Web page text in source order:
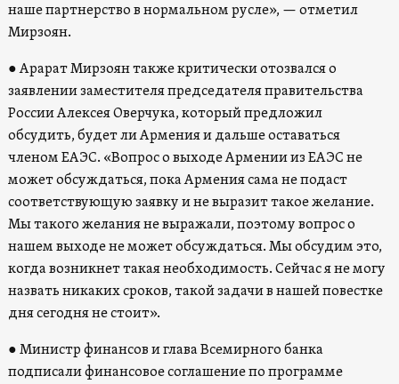
наше партнерство в нормальном русле», — отметил
Мирзоян.
● Арарат Мирзоян также критически отозвался о
заявлении заместителя председателя правительства
России Алексея Оверчука, который предложил
обсудить, будет ли Армения и дальше оставаться
членом ЕАЭС. «Вопрос о выходе Армении из ЕАЭС не
может обсуждаться, пока Армения сама не подаст
соответствующую заявку и не выразит такое желание.
Мы такого желания не выражали, поэтому вопрос о
нашем выходе не может обсуждаться. Мы обсудим это,
когда возникнет такая необходимость. Сейчас я не могу
назвать никаких сроков, такой задачи в нашей повестке
дня сегодня не стоит».
● Министр финансов и глава Всемирного банка
подписали финансовое соглашение по программе